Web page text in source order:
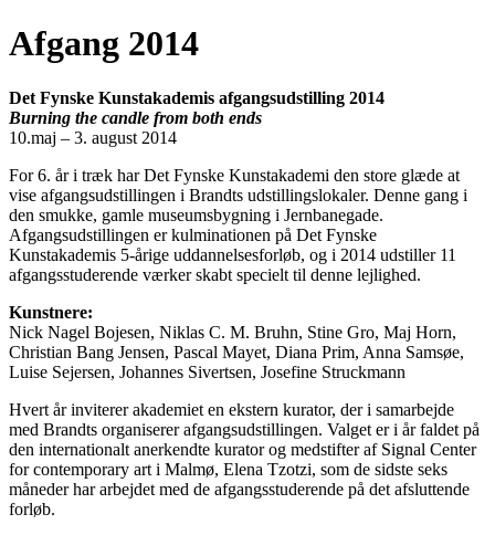
Afgang 2014
Det Fynske Kunstakademis afgangsudstilling 2014
Burning the candle from both ends
10.maj – 3. august 2014
For 6. år i træk har Det Fynske Kunstakademi den store glæde at
vise afgangsudstillingen i Brandts udstillingslokaler. Denne gang i
den smukke, gamle museumsbygning i Jernbanegade.
Afgangsudstillingen er kulminationen på Det Fynske
Kunstakademis 5-årige uddannelsesforløb, og i 2014 udstiller 11
afgangsstuderende værker skabt specielt til denne lejlighed.
Kunstnere:
Nick Nagel Bojesen, Niklas C. M. Bruhn, Stine Gro, Maj Horn,
Christian Bang Jensen, Pascal Mayet, Diana Prim, Anna Samsøe,
Luise Sejersen, Johannes Sivertsen, Josefine Struckmann
Hvert år inviterer akademiet en ekstern kurator, der i samarbejde
med Brandts organiserer afgangsudstillingen. Valget er i år faldet på
den internationalt anerkendte kurator og medstifter af Signal Center
for contemporary art i Malmø, Elena Tzotzi, som de sidste seks
måneder har arbejdet med de afgangsstuderende på det afsluttende
forløb.